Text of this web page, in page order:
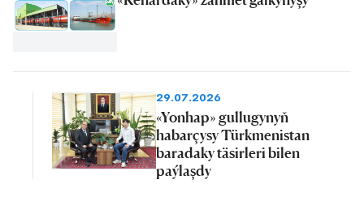
29.07.2026
«Yonhap» gullugynyň
habarçysy Türkmenistan
baradaky täsirleri bilen
paýlaşdy